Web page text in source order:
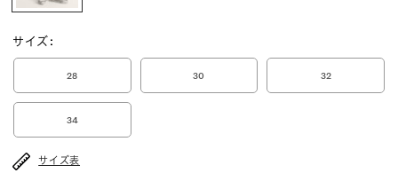
サイズ:
28 30 32
34
サイズ表